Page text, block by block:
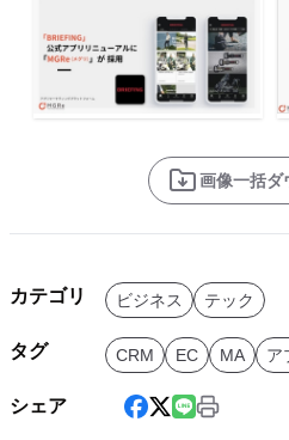
画像一括ダ
カテゴリ ビジネス テック
タグ CRM EC MA ア
シェア